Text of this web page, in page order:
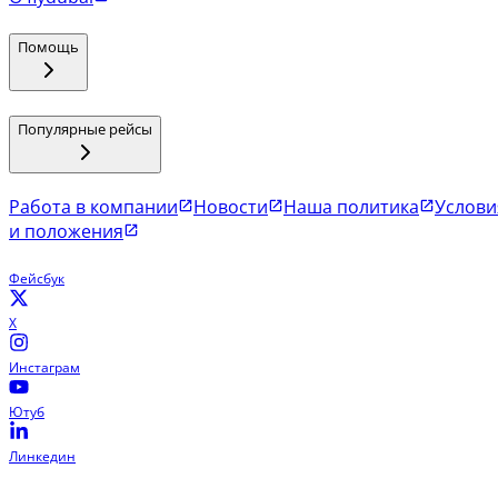
Помощь
Популярные рейсы
Работа в компании Новости Наша политика
и положения
Фейсбук
X
Инстаграм
Ютуб
Линкедин